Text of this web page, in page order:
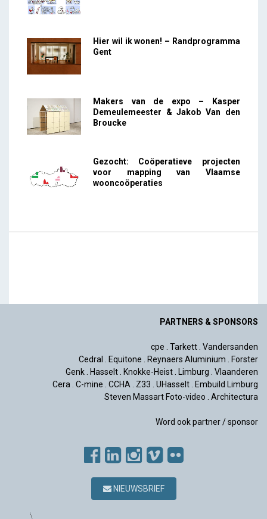
Hier wil ik wonen! – Randprogramma
Gent
Makers van de expo – Kasper
Demeulemeester & Jakob Van den
Broucke
Gezocht: Coöperatieve projecten
voor mapping van Vlaamse
wooncoöperaties
PARTNERS & SPONSORS
cpe Tarkett Vandersanden
Cedral
Equitone Reynaers Aluminium
Forster
Genk
Hasselt Knokke-Heist Limburg
Vlaanderen
Cera
C-mine CCHA Z33 UHasselt
Embuild Limburg
Steven Massart Foto-video
Architectura
Word ook partner / sponsor
NIEUWSBRIEF